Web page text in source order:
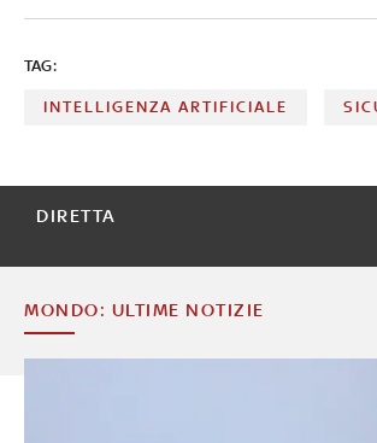
TAG:
INTELLIGENZA ARTIFICIALE
DIRETTA
MONDO: ULTIME NOTIZIE